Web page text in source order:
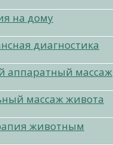
на дому
диагностика
аппаратный массаж
массаж живота
животным